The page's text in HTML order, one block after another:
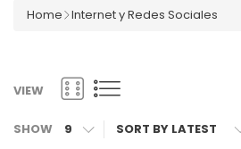
Home Internet y Redes Sociales
VIEW
SHOW 9